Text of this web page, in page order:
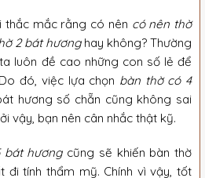
thắc mắc rằng có nên có nên thờ
2 bát hươnghay không? Thường
luôn đề cao những con số lẻ để
đó, việc lựa chọn bàn thờ có 4
hương số chẵn cũng không sai
vậy, bạn nên cân nhắc thật kỹ.
bát hươngcũng sẽ khiến bàn thờ
đi tính thẩm mỹ. Chính vì vậy, tốt